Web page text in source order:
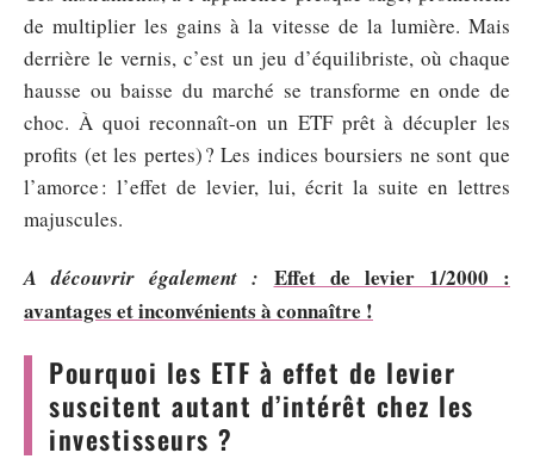
de multiplier les gains à la vitesse de la lumière. Mais
derrière le vernis, c’est un jeu d’équilibriste, où chaque
hausse ou baisse du marché se transforme en onde de
choc. À quoi reconnaît-on un ETF prêt à décupler les
profits (et les pertes) ? Les indices boursiers ne sont que
l’amorce : l’effet de levier, lui, écrit la suite en lettres
majuscules.
A découvrir également : Effet de levier 1/2000 :
avantages et inconvénients à connaître !
Pourquoi les ETF à effet de levier
suscitent autant d’intérêt chez les
investisseurs ?